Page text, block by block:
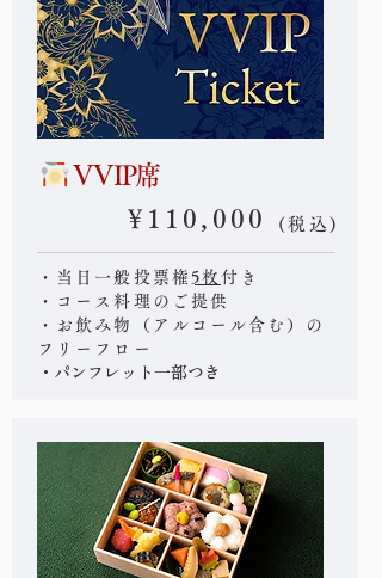
VVIP席
¥110,000 (税込)
・当日一般投票権 5枚付き
・コース料理のご提供
・お飲み物（アルコール含む）の
フリーフロー
・パンフレット一部つき